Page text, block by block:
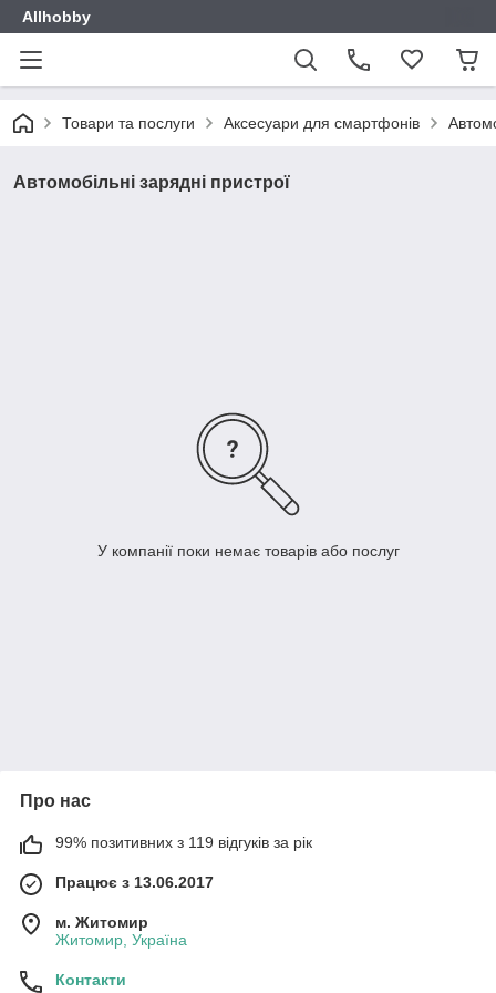
Allhobby
Товари та послуги Аксесуари для смартфонів
Автомобільні зарядні пристрої
У компанії поки немає товарів або послуг
Про нас
99% позитивних з 119 відгуків за рік
Працює з 13.06.2017
м. Житомир
Житомир, Україна
Контакти